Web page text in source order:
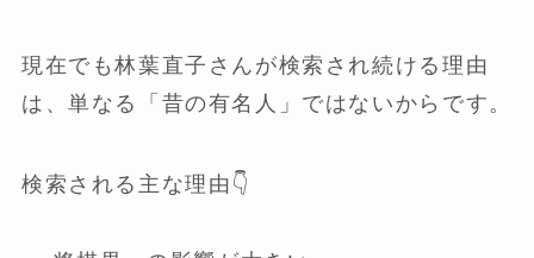
現在でも林葉直子さんが検索され続ける理由
は、単なる「昔の有名人」ではないからです。
検索される主な理由👇